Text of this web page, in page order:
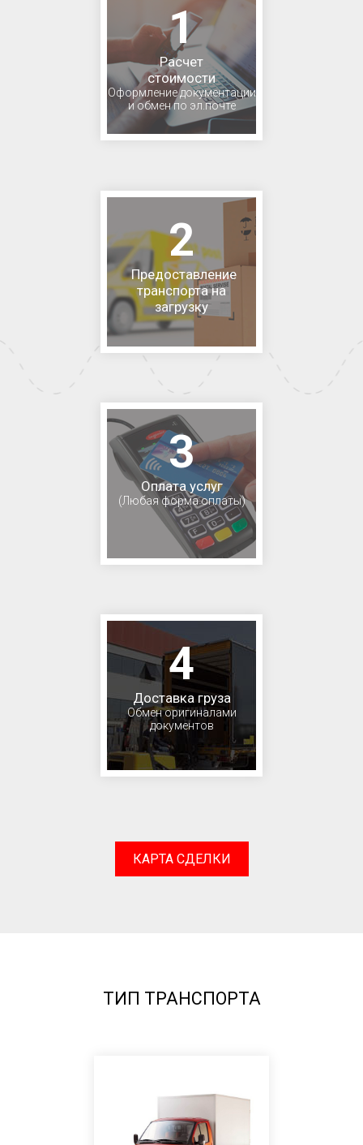
1
Расчет
стоимости
Оформление документации
и обмен по эл.почте
2
Предоставление
транспорта на
загрузку
3
Оплата услуг
(Любая форма оплаты)
4
Доставка груза
Обмен оригиналами
документов
КАРТА СДЕЛКИ
ТИП ТРАНСПОРТА